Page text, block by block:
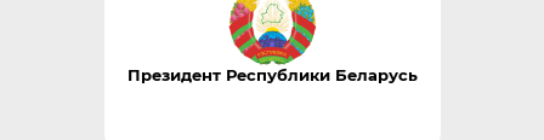
Президент Республики Беларусь